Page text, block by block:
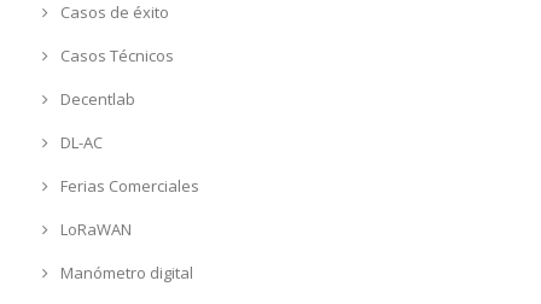
Casos de éxito
Casos Técnicos
Decentlab
DL-AC
Ferias Comerciales
LoRaWAN
Manómetro digital